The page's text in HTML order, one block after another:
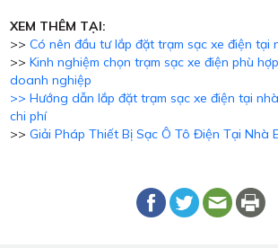
XEM THÊM TẠI:
>> Có nên đầu tư lắp đặt trạm sạc xe điện tại
>> Kinh nghiệm chọn trạm sạc xe điện phù
doanh nghiệp
>> Hướng dẫn lắp đặt trạm sạc xe điện tại
chi phí
>> Giải Pháp Thiết Bị Sạc Ô Tô Điện Tại Nhà